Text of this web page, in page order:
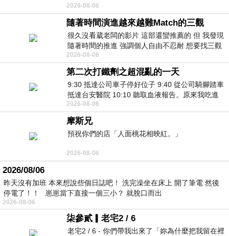
昨中
2026-08-06
隨著時間演進越來越難Match的三觀
很久沒看葳老闆的影片 這部還蠻推薦的 但 我發現
隨著時間的推進 強調個人自由不忍耐 想要找三觀
接近的不要說對象 連朋友都超
2026-08-06
第二次打鐵劑之超混亂的一天
9:30 抵達公司車子停好位子 9:40 從公司騎腳踏車
抵達台安醫院 10:10 聽取血液報告。原來我吃進
去的 B12 彌可保並非沒有吸收而是超
2026-08-06
摩斯兄
預祝你們的店「人面桃花相映紅。」
2026-08-06
2026/08/06
昨天沒有加班 本來想說些個日誌吧！ 洗完澡坐在床上 開了筆電 然後
停電了！！ 崽崽當下直接一個三小？ 就脫口而出
2026-08-06
柒參貳▎老宅2 / 6
老宅2 / 6 - 你們帶我出來了「妳為什麼把我留在裡